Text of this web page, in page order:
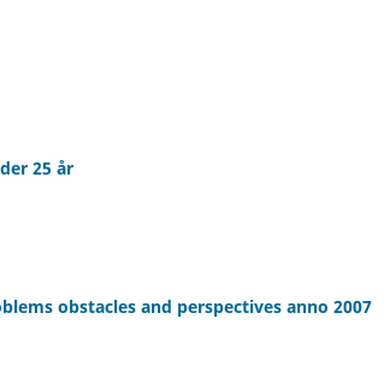
25 år
obstacles and perspectives anno 2007